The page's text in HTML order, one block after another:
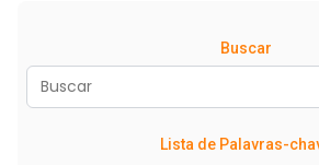
Buscar
Lista de Palavras-